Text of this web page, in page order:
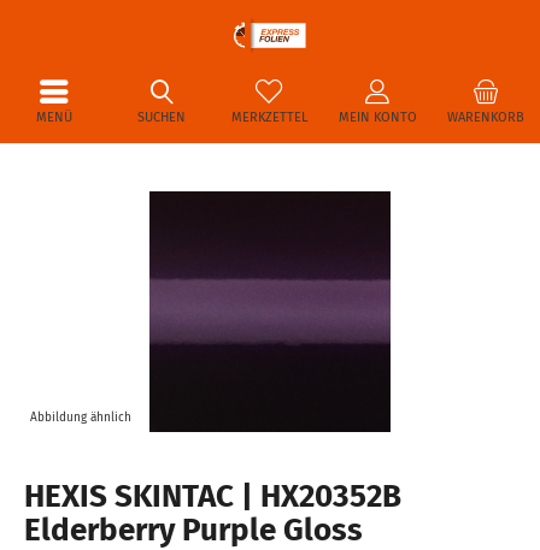
MENÜ WARENKORB
MERKZETTEL MEIN KONTO
SUCHEN
Abbildung ähnlich
HEXIS SKINTAC | HX20352B
Elderberry Purple Gloss